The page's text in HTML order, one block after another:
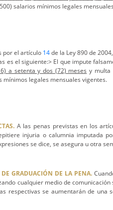
salarios mínimos legales
por el artículo 14de la Ley 890 de
es el siguiente:> El que impute
a setenta y dos (72) meses y multa
legales mensuales vigentes.
A las penas previstas en los
injuria o calumnia imputada
se dice, se asegura u otra
GRADUACIÓN DE LA PENA.
cualquier medio de comunicación
respectivas se aumentarán de una